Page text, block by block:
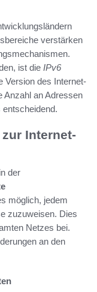
verstärken
ist die IPv6
Version des Internet-
Anzahl an Adressen
Internet-
der
möglich, jedem
zuzuweisen. Dies
Netzes bei.
an den